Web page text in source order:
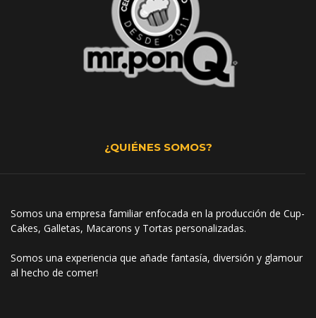
¿QUIÉNES SOMOS?
Somos una empresa familiar enfocada en la producción de Cup-
Cakes, Galletas, Macarons y Tortas personalizadas.
Somos una experiencia que añade fantasía, diversión y glamour
al hecho de comer!